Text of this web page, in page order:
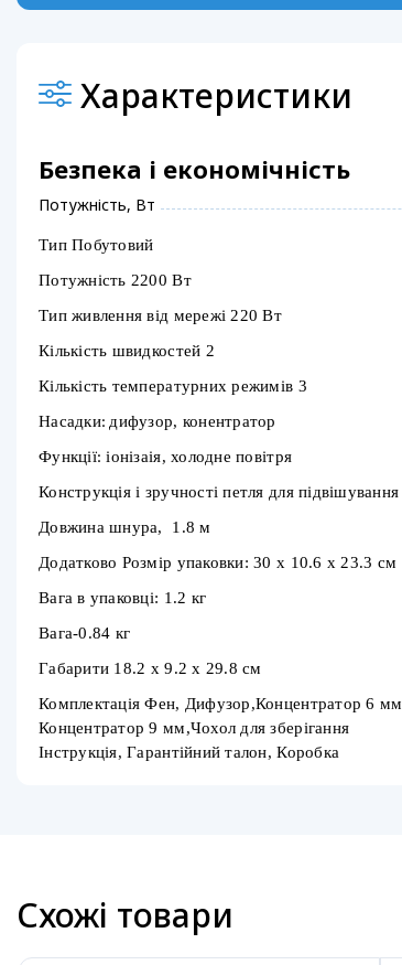
Характеристики
Безпека і економічність
Потужність, Вт
Тип Побутовий
Потужність 2200 Вт
Тип живлення від мережі 220 Вт
Кількість швидкостей 2
Кількість температурних режимів 3
Насадки:дифузор, конентратор
Функції: іонізаія, холодне повітря
Конструкція і зручності петля для підвішування
Довжина шнура, 1.8 м
Додатково Розмір упаковки: 30 x 10.6 x 23.3 см
Вага в упаковці: 1.2 кг
Вага-0.84 кг
Габарити 18.2 x 9.2 x 29.8 см
Комплектація Фен, Дифузор,Концентратор 6 мм
Концентратор 9 мм,Чохол для зберігання
Інструкція, Гарантійний талон, Коробка
Схожі товари